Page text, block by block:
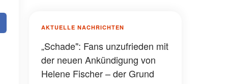
AKTUELLE NACHRICHTEN
„Schade": Fans unzufrieden mit
der neuen Ankündigung von
Helene Fischer – der Grund